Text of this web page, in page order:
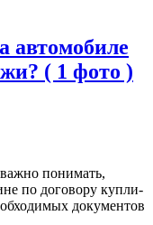
автомобиле
( 1 фото )
понимать,
по договору купли-
документов